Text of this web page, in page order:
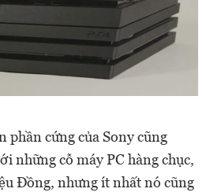
phần cứng của Sony cũng
những cỗ máy PC hàng chục,
Đồng, nhưng ít nhất nó cũng